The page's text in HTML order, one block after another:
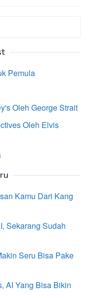
Pemula
Oleh George Strait
Oleh Elvis
Kamu Dari Kang
Sekarang Sudah
Seru Bisa Pake
AI Yang Bisa Bikin